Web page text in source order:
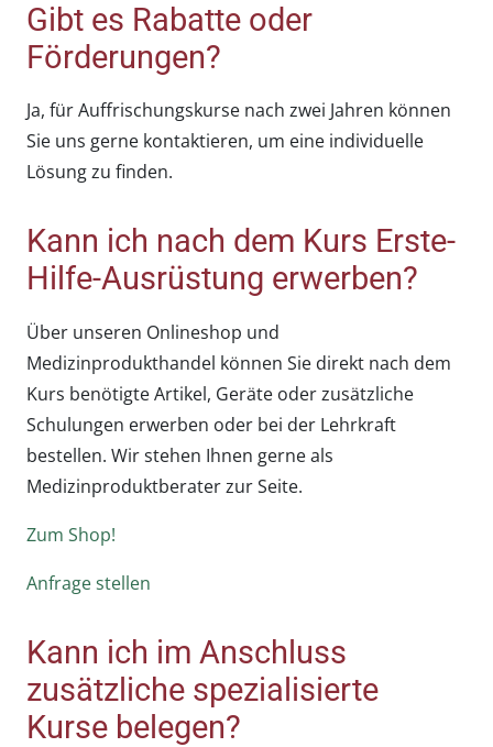
Gibt es Rabatte oder
Förderungen?
Ja, für Auffrischungskurse nach zwei Jahren können
Sie uns gerne kontaktieren, um eine individuelle
Lösung zu finden.
Kann ich nach dem Kurs Erste-
Hilfe-Ausrüstung erwerben?
Über unseren Onlineshop und
Medizinprodukthandel können Sie direkt nach dem
Kurs benötigte Artikel, Geräte oder zusätzliche
Schulungen erwerben oder bei der Lehrkraft
bestellen. Wir stehen Ihnen gerne als
Medizinproduktberater zur Seite.
Zum Shop!
Anfrage stellen
Kann ich im Anschluss
zusätzliche spezialisierte
Kurse belegen?